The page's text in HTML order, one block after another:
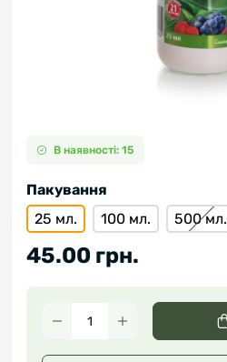
В наявності: 15
Пакування
25 мл.
100 мл. 500 мл.
45.00 грн.